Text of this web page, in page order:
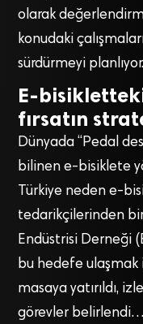
olarak
konudaki
sürdürmeyi planlıyor.
E-
fırsatın
Dünyada “Pedal
bilinen e-bisiklete
Türkiye neden e-
tedarikçilerinden
Endüstrisi Derneği
bu hedefe ulaşmak
masaya yatırıldı,
görevler belirlendi…